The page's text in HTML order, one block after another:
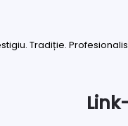
Tradiție.